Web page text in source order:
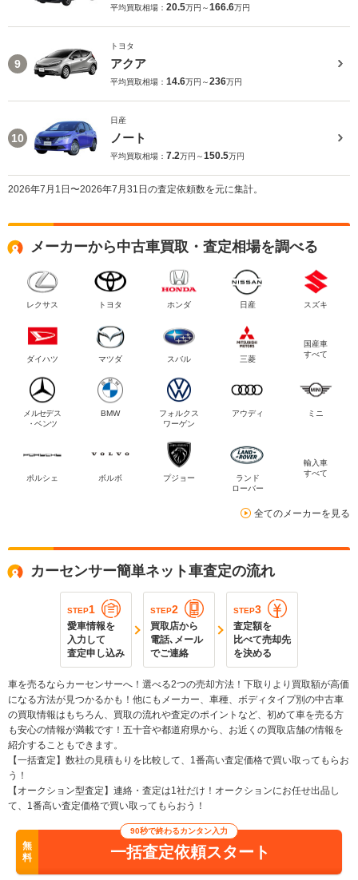
平均買取相場： 20.5万円～166.6万円
9
トヨタ
アクア
平均買取相場： 14.6万円～236万円
10
日産
ノート
平均買取相場： 7.2万円～150.5万円
2026年7月1日〜2026年7月31日の査定依頼数を元に集計。
メーカーから中古車買取・査定相場を調べる
レクサス トヨタ ホンダ 日産 スズキ
ダイハツ マツダ スバル 三菱
国産車
すべて
メルセデス
・ベンツ
BMW
フォルクス
ワーゲン
アウディ ミニ
ポルシェ ボルボ プジョー
ランド
ローバー
輸入車
すべて
全てのメーカーを見る
カーセンサー簡単ネット車査定の流れ
STEP1
愛車情報を
入力して
査定申し込み
STEP2
買取店から
電話､メール
でご連絡
STEP3
査定額を
比べて売却先
を決める
車を売るならカーセンサーへ！選べる2つの売却方法！下取りより買取額が高価
になる方法が見つかるかも！他にもメーカー、車種、ボディタイプ別の中古車
の買取情報はもちろん、買取の流れや査定のポイントなど、初めて車を売る方
も安心の情報が満載です！五十音や都道府県から、お近くの買取店舗の情報を
紹介することもできます。
【一括査定】数社の見積もりを比較して、1番高い査定価格で買い取ってもらお
う！
【オークション型査定】連絡・査定は1社だけ！オークションにお任せ出品し
て、1番高い査定価格で買い取ってもらおう！
無
料
90秒で終わるカンタン入力
一括査定依頼スタート